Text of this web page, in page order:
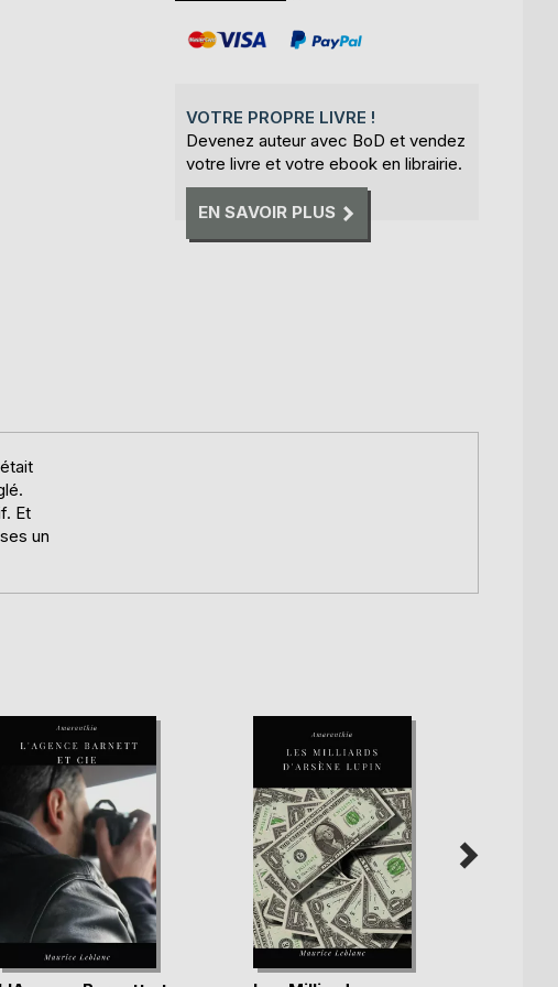
VOTRE PROPRE LIVRE !
Devenez auteur avec BoD et vendez
votre livre et votre ebook en librairie.
EN SAVOIR PLUS
Et
un